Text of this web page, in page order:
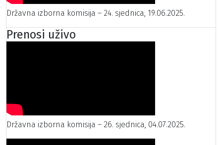
Državna izborna komisija – 24. sjednica, 19.06.2025.
Prenosi uživo
Državna izborna komisija – 26. sjednica, 04.07.2025.